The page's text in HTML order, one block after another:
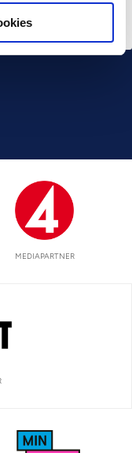
MEDIAPARTNER